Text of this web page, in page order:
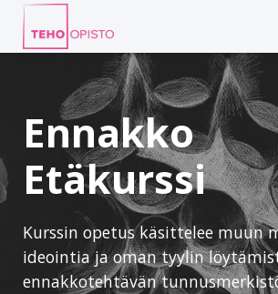
TAIDEPAJAT
ILMOITTAUDU
KIRJAUDU
Ennakko
Etäkurssi
Kurssin opetus käsittelee muun
ideointia ja oman tyylin
ennakkotehtävän